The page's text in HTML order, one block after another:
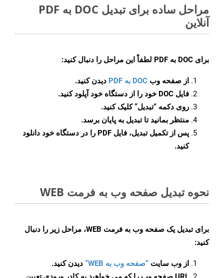
مراحل ساده برای تبدیل DOC به PDF
آنلاین
برای DOC به PDF لطفاً این مراحل را دنبال کنید:
از صفحه وب DOC به PDF
دیدن کنید.
فایل DOC خود را از دستگاه خود آپلود کنید.
روی دکمه “تبدیل”کلیک کنید.
منتظر بمانید تا تبدیل به پایان برسد.
پس از تکمیل تبدیل، فایل PDF را در دستگاه خود دانلود
کنید.
نحوه تبدیل صفحه وب به فرمت WEB
برای تبدیل یک صفحه وب به فرمت WEB، مراحل زیر را دنبال
کنید:
از وب سایت “صفحه وب به WEB”
دیدن کنید.